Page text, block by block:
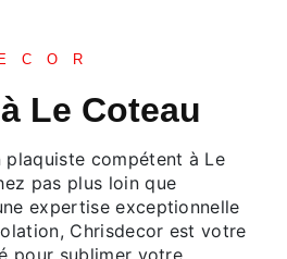
Le Coteau
plaquiste compétent à Le
pas plus loin que
expertise exceptionnelle
Chrisdecor est votre
pour sublimer votre